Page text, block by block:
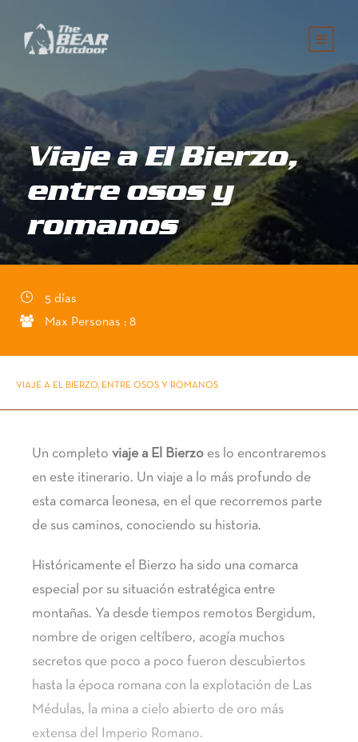
Viaje a El Bierzo,
entre osos y
romanos
5 días
Max Personas : 8
VIAJE A EL BIERZO, ENTRE OSOS Y ROMANOS
Un completo viaje a El Bierzo es lo encontraremos
en este itinerario. Un viaje a lo más profundo de
esta comarca leonesa, en el que recorremos parte
de sus caminos, conociendo su historia.
Históricamente el Bierzo ha sido una comarca
especial por su situación estratégica entre
montañas. Ya desde tiempos remotos Bergidum,
nombre de origen celtíbero, acogía muchos
secretos que poco a poco fueron descubiertos
hasta la época romana con la explotación de Las
Médulas, la mina a cielo abierto de oro más
extensa del Imperio Romano.